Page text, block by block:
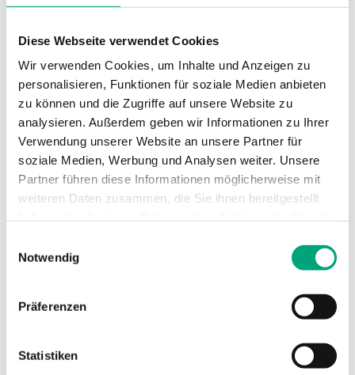
Diese Webseite verwendet Cookies
Wir verwenden Cookies, um Inhalte und Anzeigen zu
personalisieren, Funktionen für soziale Medien anbieten
zu können und die Zugriffe auf unsere Website zu
analysieren. Außerdem geben wir Informationen zu Ihrer
Verwendung unserer Website an unsere Partner für
soziale Medien, Werbung und Analysen weiter. Unsere
Partner führen diese Informationen möglicherweise mit
weiteren Daten zusammen, die Sie ihnen bereitgestellt
Notwendig
Präferenzen
Statistiken
REGIN
TG-DHW3-CLIP
Ersatzclip für TG-DHW1